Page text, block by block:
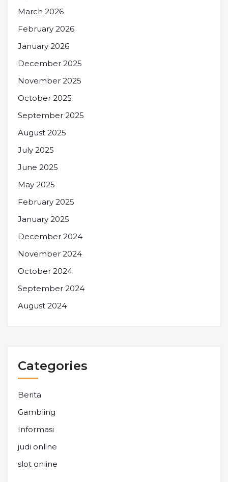
March 2026
February 2026
January 2026
December 2025
November 2025
October 2025
September 2025
August 2025
July 2025
June 2025
May 2025
February 2025
January 2025
December 2024
November 2024
October 2024
September 2024
August 2024
Categories
Berita
Gambling
Informasi
judi online
slot online